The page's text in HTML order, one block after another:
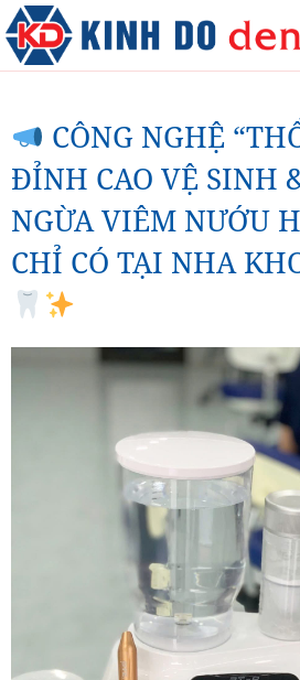
CÔNG NGHỆ
ĐỈNH CAO VỆ SINH
NGỪA VIÊM NƯỚU
CHỈ CÓ TẠI NHA